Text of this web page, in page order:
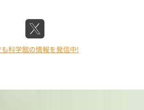
も科学館の情報を発信中!